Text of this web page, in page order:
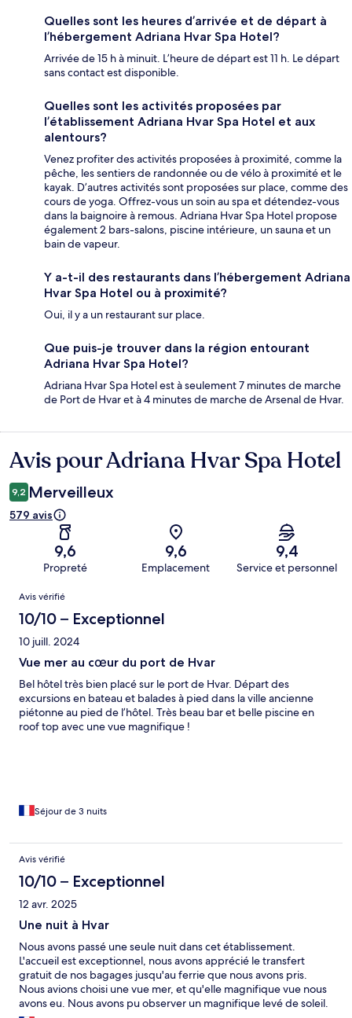
Quelles sont les heures d’arrivée et de départ à
l’hébergement Adriana Hvar Spa Hotel?
Arrivée de 15 h à minuit. L’heure de départ est 11 h. Le départ
sans contact est disponible.
Quelles sont les activités proposées par
l’établissement Adriana Hvar Spa Hotel et aux
alentours?
Venez profiter des activités proposées à proximité, comme la
pêche, les sentiers de randonnée ou de vélo à proximité et le
kayak. D’autres activités sont proposées sur place, comme des
cours de yoga. Offrez-vous un soin au spa et détendez-vous
dans la baignoire à remous. Adriana Hvar Spa Hotel propose
également 2 bars-salons, piscine intérieure, un sauna et un
bain de vapeur.
Y a-t-il des restaurants dans l’hébergement Adriana
Hvar Spa Hotel ou à proximité?
Oui, il y a un restaurant sur place.
Que puis-je trouver dans la région entourant
Adriana Hvar Spa Hotel?
Adriana Hvar Spa Hotel est à seulement 7 minutes de marche
de Port de Hvar et à 4 minutes de marche de Arsenal de Hvar.
Avis
Avis pour Adriana Hvar Spa Hotel
9,2 Merveilleux
579 avis
9,6
Propreté
9,6
Emplacement
9,4
Service et personnel
Avis
Avis vérifié
10/10 – Exceptionnel
10 juill. 2024
Vue mer au cœur du port de Hvar
Bel hôtel très bien placé sur le port de Hvar. Départ des
excursions en bateau et balades à pied dans la ville ancienne
piétonne au pied de l’hôtel. Très beau bar et belle piscine en
roof top avec une vue magnifique !
Séjour de 3 nuits
Avis vérifié
10/10 – Exceptionnel
12 avr. 2025
Une nuit à Hvar
Nous avons passé une seule nuit dans cet établissement.
L'accueil est exceptionnel, nous avons apprécié le transfert
gratuit de nos bagages jusqu'au ferrie que nous avons pris.
Nous avions choisi une vue mer, et qu'elle magnifique vue nous
avons eu. Nous avons pu observer un magnifique levé de soleil.